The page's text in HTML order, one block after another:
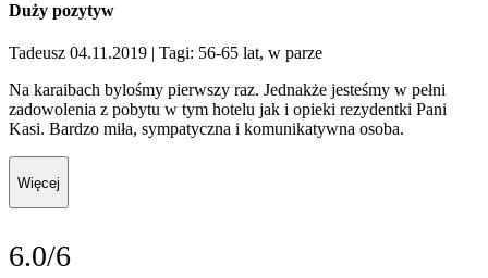
Duży pozytyw
Tadeusz 04.11.2019 | Tagi: 56-65 lat, w parze
Na karaibach bylośmy pierwszy raz. Jednakże jesteśmy w pełni
zadowolenia z pobytu w tym hotelu jak i opieki rezydentki Pani
Kasi. Bardzo miła, sympatyczna i komunikatywna osoba.
Więcej
6.0/6